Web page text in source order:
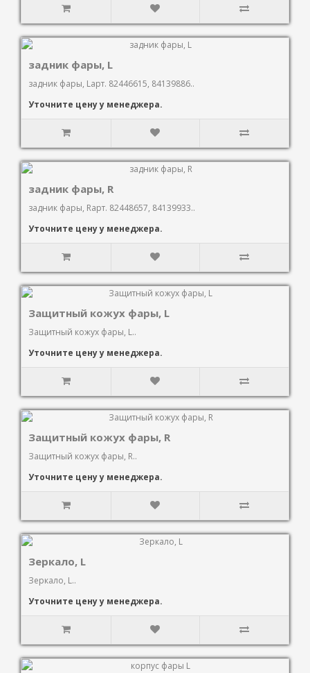
задник фары, L
задник фары, Lарт. 82446615, 84139886..
Уточните цену у менеджера.
задник фары, R
задник фары, Rарт. 82448657, 84139933..
Уточните цену у менеджера.
Защитный кожух фары, L
Защитный кожух фары, L..
Уточните цену у менеджера.
Защитный кожух фары, R
Защитный кожух фары, R..
Уточните цену у менеджера.
Зеркало, L
Зеркало, L..
Уточните цену у менеджера.